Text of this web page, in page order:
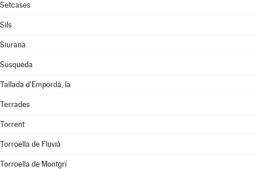
Setcases
Sils
Siurana
Susqueda
Tallada d'Empordà, la
Terrades
Torrent
Torroella de Fluvià
Torroella de Montgrí